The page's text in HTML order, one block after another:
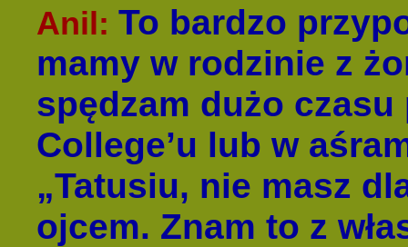
Anil: To bardzo
mamy w rodzinie z
spędzam dużo
College’u lub w
„Tatusiu, nie masz
ojcem. Znam to z